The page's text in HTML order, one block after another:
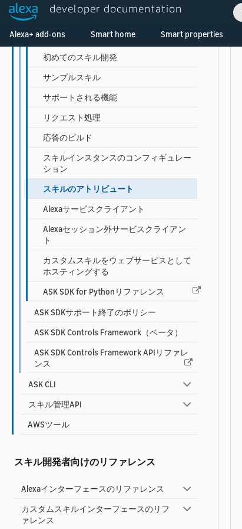
developer documentation
Alexa+ add-ons Smart home Smart properties
ASK SDK for Python
セットアップ
初めてのスキル開発
サンプルスキル
サポートされる機能
リクエスト処理
応答のビルド
スキルインスタンスのコンフィギュレー
ション
スキルのアトリビュート
Alexaサービスクライアント
Alexaセッション外サービスクライアン
ト
カスタムスキルをウェブサービスとして
ホスティングする
ASK SDK for Pythonリファレンス
ASK SDKサポート終了のポリシー
ASK SDK Controls Framework（ベータ）
ASK SDK Controls Framework APIリファレ
ンス
ASK CLI
スキル管理API
AWSツール
スキル開発者向けのリファレンス
Alexaインターフェースのリファレンス
カスタムスキルインターフェースのリフ
ァレンス
Welcome! Ask the DevAssistant